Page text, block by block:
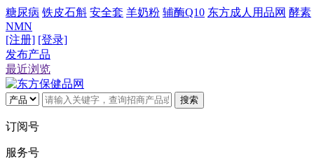
糖尿病 铁皮石斛 安全套 羊奶粉 辅酶Q10 东方成人用品网 酵素
NMN
[注册] [登录]
发布产品
最近浏览
搜索
订阅号
服务号